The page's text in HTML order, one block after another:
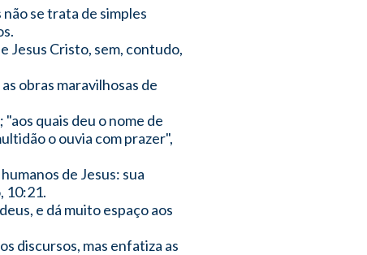
se trata de simples
Jesus Cristo, sem, contudo,
obras maravilhosas de
quais deu o nome de
o ouvia com prazer",
de Jesus: sua
10:21.
e dá muito espaço aos
discursos, mas enfatiza as